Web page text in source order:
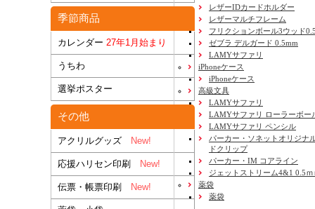
季節商品
カレンダー 27年1月始まり
うちわ
選挙ポスター
その他
アクリルグッズ New!
応援ハリセン印刷 New!
伝票・帳票印刷 New!
レザーIDカードホルダー
レザーマルチフレーム
フリクションボール3ウッド
ゼブラ デルガード 0.5mm
LAMYサファリ
iPhoneケース
iPhoneケース
高級文具
LAMYサファリ
LAMYサファリ ローラーボー
LAMYサファリ ペンシル
パーカー・ソネットオリジナ
ドクリップ
パーカー・IM コアライン
ジェットストリーム4&1 0.5ｍ
薬袋
薬袋